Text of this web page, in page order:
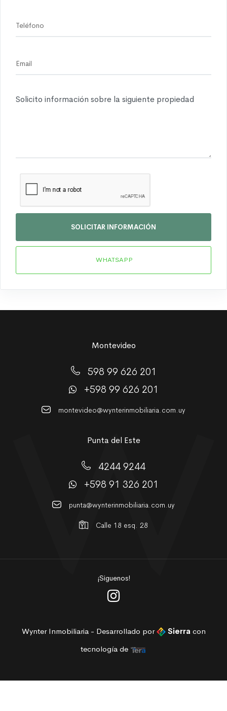
SOLICITAR INFORMACIÓN
WHATSAPP
Montevideo
598 99 626 201
+598 99 626 201
montevideo@wynterinmobiliaria.com.uy
Punta del Este
4244 9244
+598 91 326 201
punta@wynterinmobiliaria.com.uy
Calle 18 esq. 28
¡Siguenos!
Wynter Inmobiliaria - Desarrollado por Sierra con
tecnología de